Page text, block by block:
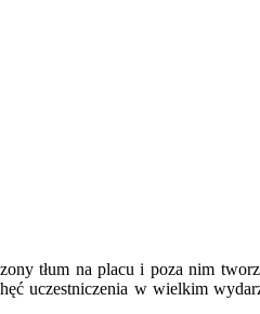
tłum na placu i poza nim
uczestniczenia w wielkim